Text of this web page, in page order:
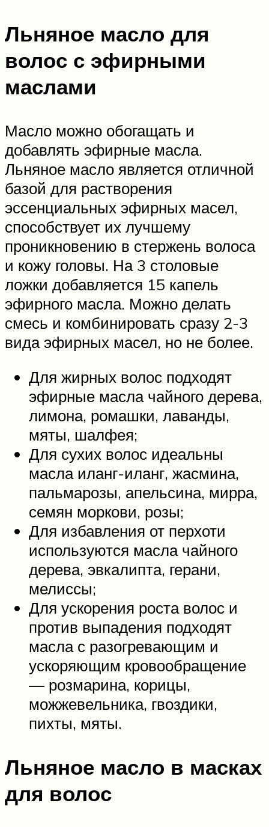
Льняное масло для
волос с эфирными
маслами
Масло можно обогащать и
добавлять эфирные масла.
Льняное масло является отличной
базой для растворения
эссенциальных эфирных масел,
способствует их лучшему
проникновению в стержень волоса
и кожу головы. На 3 столовые
ложки добавляется 15 капель
эфирного масла. Можно делать
смесь и комбинировать сразу 2-3
вида эфирных масел, но не более.
Для жирных волос подходят
эфирные масла чайного дерева,
лимона, ромашки, лаванды,
мяты, шалфея;
Для сухих волос идеальны
масла иланг-иланг, жасмина,
пальмарозы, апельсина, мирра,
семян моркови, розы;
Для избавления от перхоти
используются масла чайного
дерева, эвкалипта, герани,
мелиссы;
Для ускорения роста волос и
против выпадения подходят
масла с разогревающим и
ускоряющим кровообращение
— розмарина, корицы,
можжевельника, гвоздики,
пихты, мяты.
Льняное масло в масках
для волос